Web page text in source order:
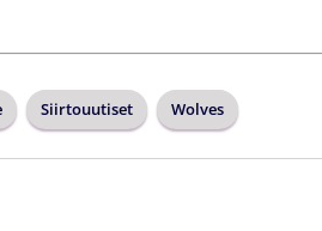
Siirtouutiset Wolves